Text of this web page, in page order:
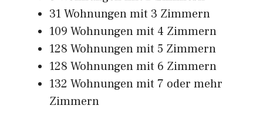
31 Wohnungen mit 3 Zimmern
109 Wohnungen mit 4 Zimmern
128 Wohnungen mit 5 Zimmern
128 Wohnungen mit 6 Zimmern
132 Wohnungen mit 7 oder mehr
Zimmern